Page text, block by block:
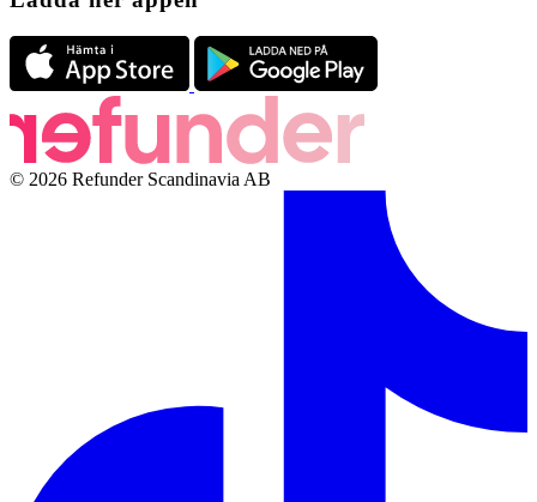
© 2026 Refunder Scandinavia AB